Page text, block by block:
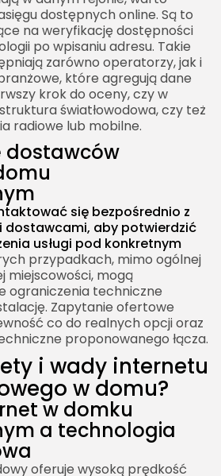
dostępnych online. Są to
na weryfikację dostępności
po wpisaniu adresu. Takie
zarówno operatorzy, jak i
które agregują dane
krok do oceny, czy w
światłowodowa, czy też
radiowe lub mobilne.
dostawców
się bezpośrednio z
dostawcami, aby potwierdzić
usługi pod konkretnym
przypadkach, mimo ogólnej
miejscowości, mogą
ograniczenia techniczne
Zapytanie ofertowe
co do realnych opcji oraz
proponowanego łącza.
i wady internetu
w domu?
w domku
a technologia
oferuje wysoką prędkość